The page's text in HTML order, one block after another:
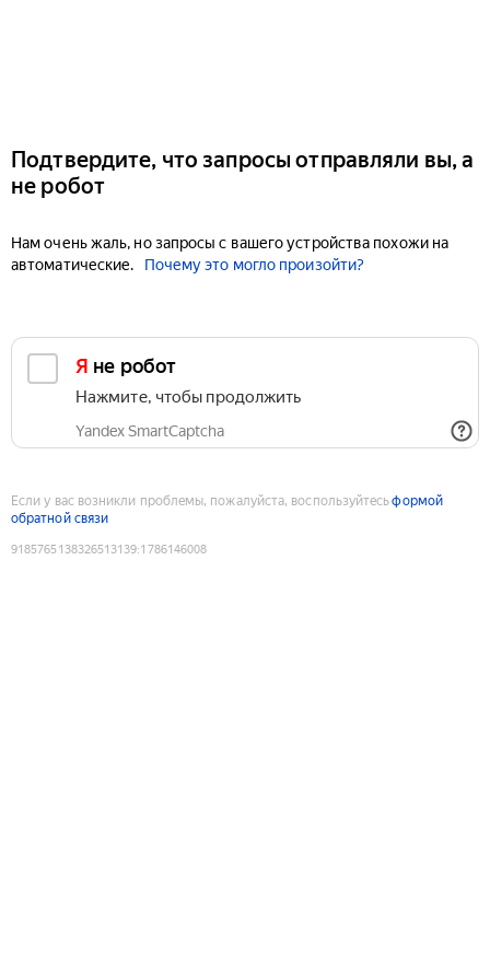
Подтвердите, что запросы отправляли вы, а
не робот
Нам очень жаль, но запросы с вашего устройства похожи на
автоматические.
Почему это могло произойти?
Я не робот
Нажмите, чтобы продолжить
Yandex SmartCaptcha
Если у вас возникли проблемы, пожалуйста, воспользуйтесьформой
обратной связи
9185765138326513139:1786146008